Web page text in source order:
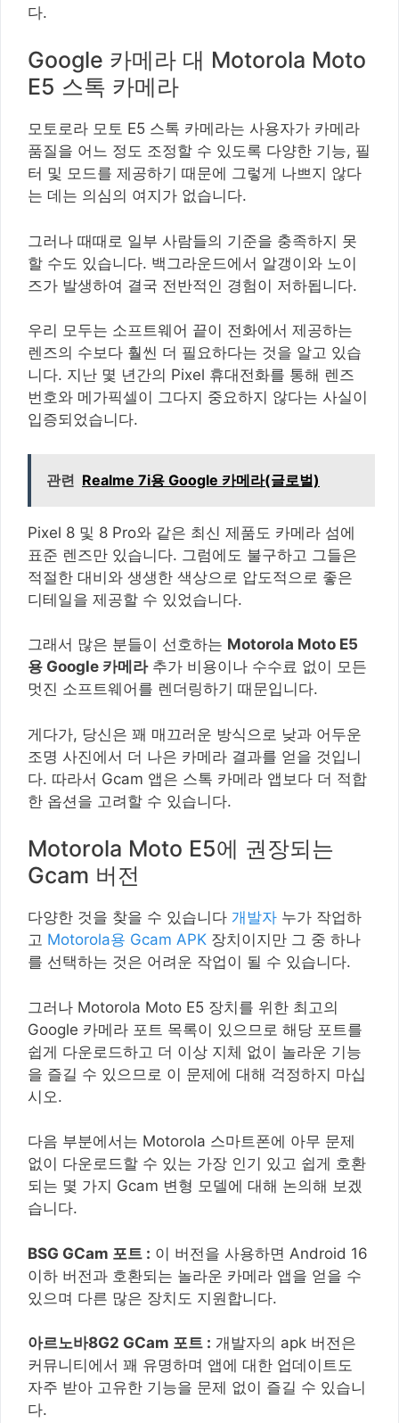
다.
Google 카메라 대 Motorola Moto
E5 스톡 카메라
모토로라 모토 E5 스톡 카메라는 사용자가 카메라
품질을 어느 정도 조정할 수 있도록 다양한 기능, 필
터 및 모드를 제공하기 때문에 그렇게 나쁘지 않다
는 데는 의심의 여지가 없습니다.
그러나 때때로 일부 사람들의 기준을 충족하지 못
할 수도 있습니다. 백그라운드에서 알갱이와 노이
즈가 발생하여 결국 전반적인 경험이 저하됩니다.
우리 모두는 소프트웨어 끝이 전화에서 제공하는
렌즈의 수보다 훨씬 더 필요하다는 것을 알고 있습
니다. 지난 몇 년간의 Pixel 휴대전화를 통해 렌즈
번호와 메가픽셀이 그다지 중요하지 않다는 사실이
입증되었습니다.
관련 Realme 7i용 Google 카메라(글로벌)
Pixel 8 및 8 Pro와 같은 최신 제품도 카메라 섬에
표준 렌즈만 있습니다. 그럼에도 불구하고 그들은
적절한 대비와 생생한 색상으로 압도적으로 좋은
디테일을 제공할 수 있었습니다.
그래서 많은 분들이 선호하는 Motorola Moto E5
용 Google 카메라추가 비용이나 수수료 없이 모든
멋진 소프트웨어를 렌더링하기 때문입니다.
게다가, 당신은 꽤 매끄러운 방식으로 낮과 어두운
조명 사진에서 더 나은 카메라 결과를 얻을 것입니
다. 따라서 Gcam 앱은 스톡 카메라 앱보다 더 적합
한 옵션을 고려할 수 있습니다.
Motorola Moto E5에 권장되는
Gcam 버전
다양한 것을 찾을 수 있습니다 개발자 누가 작업하
고 Motorola용 Gcam APK 장치이지만 그 중 하나
를 선택하는 것은 어려운 작업이 될 수 있습니다.
그러나 Motorola Moto E5 장치를 위한 최고의
Google 카메라 포트 목록이 있으므로 해당 포트를
쉽게 다운로드하고 더 이상 지체 없이 놀라운 기능
을 즐길 수 있으므로 이 문제에 대해 걱정하지 마십
시오.
다음 부분에서는 Motorola 스마트폰에 아무 문제
없이 다운로드할 수 있는 가장 인기 있고 쉽게 호환
되는 몇 가지 Gcam 변형 모델에 대해 논의해 보겠
습니다.
BSG GCam 포트 : 이 버전을 사용하면 Android 16
이하 버전과 호환되는 놀라운 카메라 앱을 얻을 수
있으며 다른 많은 장치도 지원합니다.
아르노바8G2 GCam 포트 : 개발자의 apk 버전은
커뮤니티에서 꽤 유명하며 앱에 대한 업데이트도
자주 받아 고유한 기능을 문제 없이 즐길 수 있습니
다.